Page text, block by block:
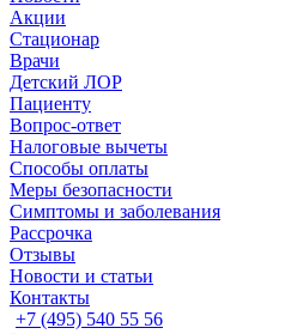
Акции
Стационар
Врачи
Детский ЛОР
Пациенту
Вопрос-ответ
Налоговые вычеты
Способы оплаты
Меры безопасности
Симптомы и заболевания
Рассрочка
Отзывы
Новости и статьи
Контакты
+7 (495) 540 55 56